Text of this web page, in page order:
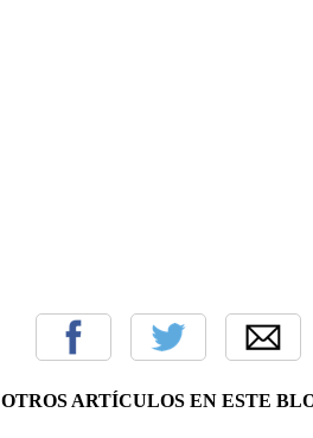
OTROS ARTÍCULOS EN ESTE